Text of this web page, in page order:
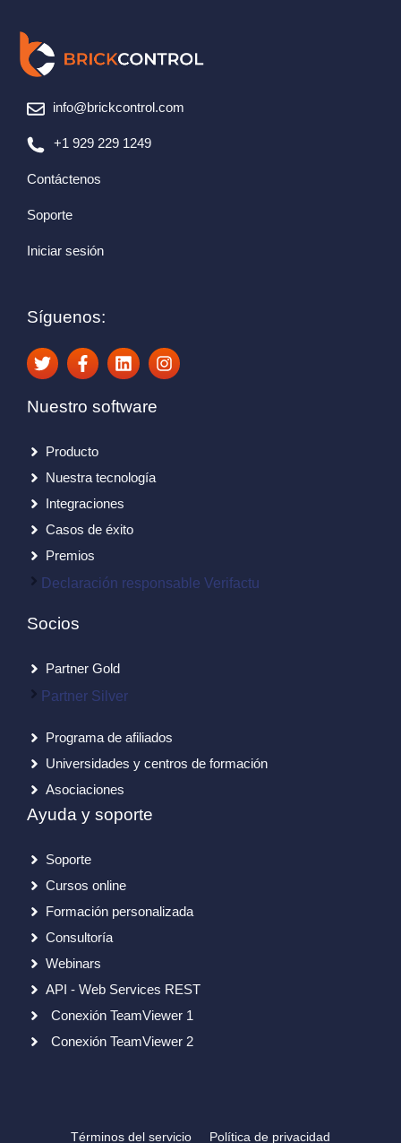
info@brickcontrol.com
+1 929 229 1249
Contáctenos
Soporte
Iniciar sesión
Síguenos:
Nuestro software
Producto
Nuestra tecnología
Integraciones
Casos de éxito
Premios
Declaración responsable Verifactu
Socios
Partner Gold
Partner Silver
Programa de afiliados
Universidades y centros de formación
Asociaciones
Ayuda y soporte
Soporte
Cursos online
Formación personalizada
Consultoría
Webinars
API - Web Services REST
Conexión TeamViewer 1
Conexión TeamViewer 2
Términos del servicio Política de privacidad